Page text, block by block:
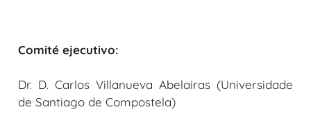
Comité ejecutivo:
Dr. D. Carlos Villanueva Abelairas (Universidade
de Santiago de Compostela)